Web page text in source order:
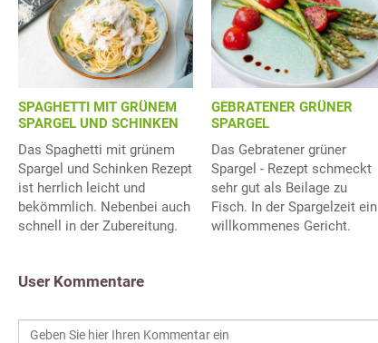
SPAGHETTI MIT GRÜNEM
SPARGEL UND SCHINKEN
Das Spaghetti mit grünem
Spargel und Schinken Rezept
ist herrlich leicht und
bekömmlich. Nebenbei auch
schnell in der Zubereitung.
GEBRATENER GRÜNER
SPARGEL
Das Gebratener grüner
Spargel - Rezept schmeckt
sehr gut als Beilage zu
Fisch. In der Spargelzeit ein
willkommenes Gericht.
User Kommentare